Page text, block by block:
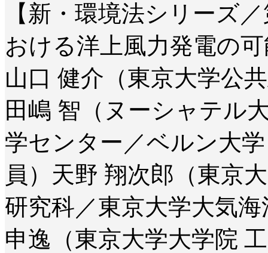
【新・環境法シリーズ
おける洋上風力発電の
山口 健介（東京大学公
田嶋 智（ヌーシャテル
学センター／ベルン大
員）天野 翔次郎（東京
研究科／東京大学大気
申逸（東京大学大学院